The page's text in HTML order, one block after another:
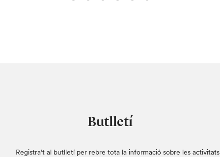
Butlletí
Registra’t al butlletí per rebre tota la informació sobre les activitats